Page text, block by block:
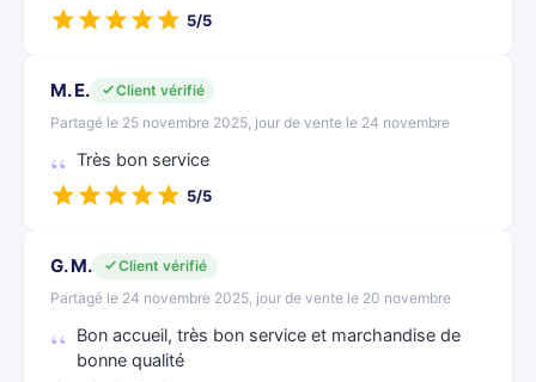
5/5
M. E.
Client vérifié
Partagé le 25 novembre 2025, jour de vente le 24 novembre
Très bon service
5/5
G. M.
Client vérifié
Partagé le 24 novembre 2025, jour de vente le 20 novembre
Bon accueil, très bon service et marchandise de
bonne qualité